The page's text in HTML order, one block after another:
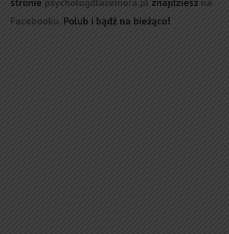
Facebooku. Polub i bądź na bieżąco!